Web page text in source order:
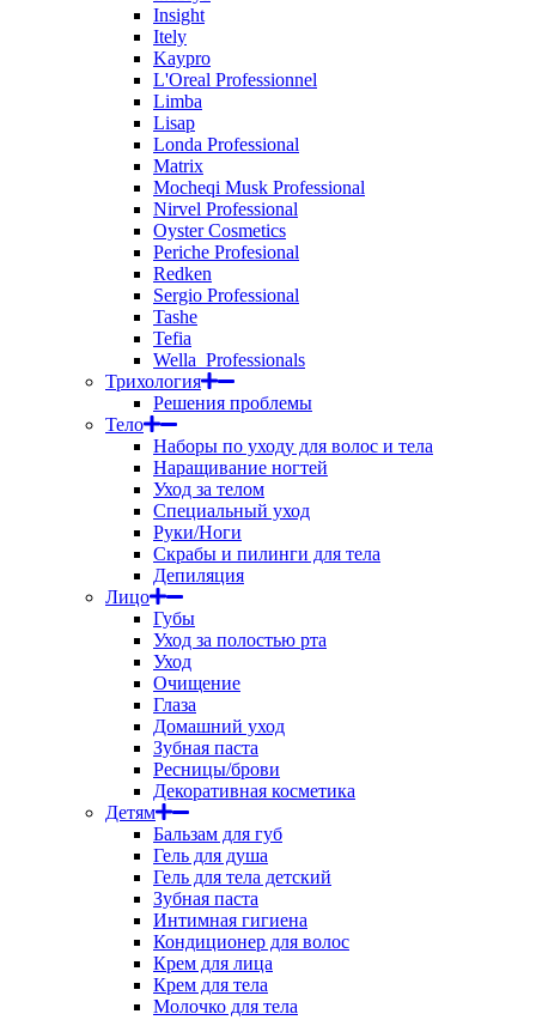
Insight
Itely
Kaypro
L'Oreal Professionnel
Limba
Lisap
Londa Professional
Matrix
Mocheqi Musk Professional
Nirvel Professional
Oyster Cosmetics
Periche Profesional
Redken
Sergio Professional
Tashe
Tefia
Wella_Professionals
Трихология
Решения проблемы
Тело
Наборы по уходу для волос и тела
Наращивание ногтей
Уход за телом
Специальный уход
Руки/Ноги
Скрабы и пилинги для тела
Депиляция
Лицо
Губы
Уход за полостью рта
Уход
Очищение
Глаза
Домашний уход
Зубная паста
Ресницы/брови
Декоративная косметика
Детям
Бальзам для губ
Гель для душа
Гель для тела детский
Зубная паста
Интимная гигиена
Кондиционер для волос
Крем для лица
Крем для тела
Молочко для тела